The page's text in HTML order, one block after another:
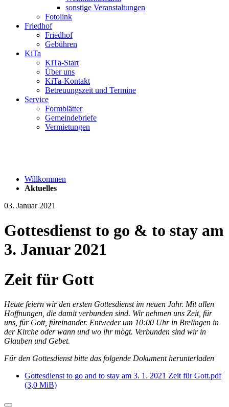
sonstige Veranstaltungen
Fotolink
Friedhof
Friedhof
Gebühren
KiTa
KiTa-Start
Über uns
KiTa-Kontakt
Betreuungszeit und Termine
Service
Formblätter
Gemeindebriefe
Vermietungen
Willkommen
Aktuelles
03. Januar 2021
Gottesdienst to go & to stay am
3. Januar 2021
Zeit für Gott
Heute feiern wir den ersten Gottesdienst im neuen Jahr. Mit allen
Hoffnungen, die damit verbunden sind. Wir nehmen uns Zeit, für
uns, für Gott, füreinander. Entweder um 10:00 Uhr in Brelingen in
der Kirche oder wann und wo ihr mögt. Verbunden sind wir in
Glauben und Gebet.
Für den Gottesdienst bitte das folgende Dokument herunterladen
Gottesdienst to go and to stay am 3. 1. 2021 Zeit für Gott.pdf
(3,0 MiB)